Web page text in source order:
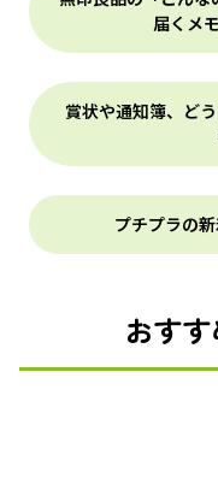
届くメ
賞状や通知簿、ど
プチプラの
おす